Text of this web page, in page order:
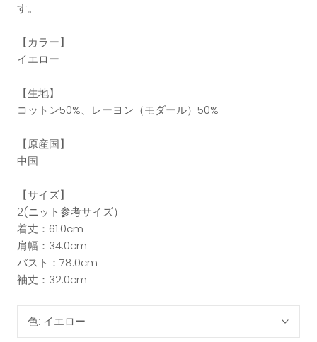
す。
【カラー】
イエロー
【生地】
コットン50%、レーヨン（モダール）50%
【原産国】
中国
【サイズ】
2(ニット参考サイズ）
着丈：61.0cm
肩幅：34.0cm
バスト：78.0cm
袖丈：32.0cm
色: イエロー